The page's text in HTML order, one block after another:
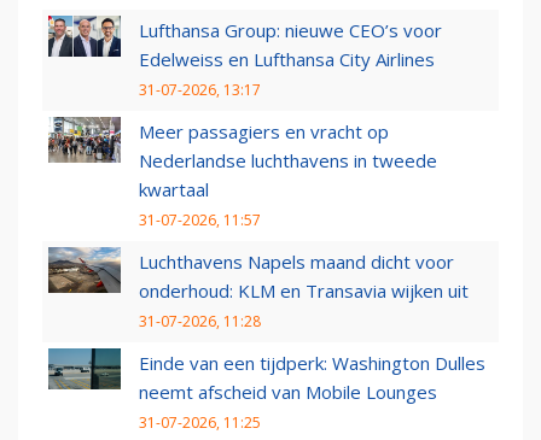
Lufthansa Group: nieuwe CEO’s voor
Edelweiss en Lufthansa City Airlines
31-07-2026, 13:17
Meer passagiers en vracht op
Nederlandse luchthavens in tweede
kwartaal
31-07-2026, 11:57
Luchthavens Napels maand dicht voor
onderhoud: KLM en Transavia wijken uit
31-07-2026, 11:28
Einde van een tijdperk: Washington Dulles
neemt afscheid van Mobile Lounges
31-07-2026, 11:25